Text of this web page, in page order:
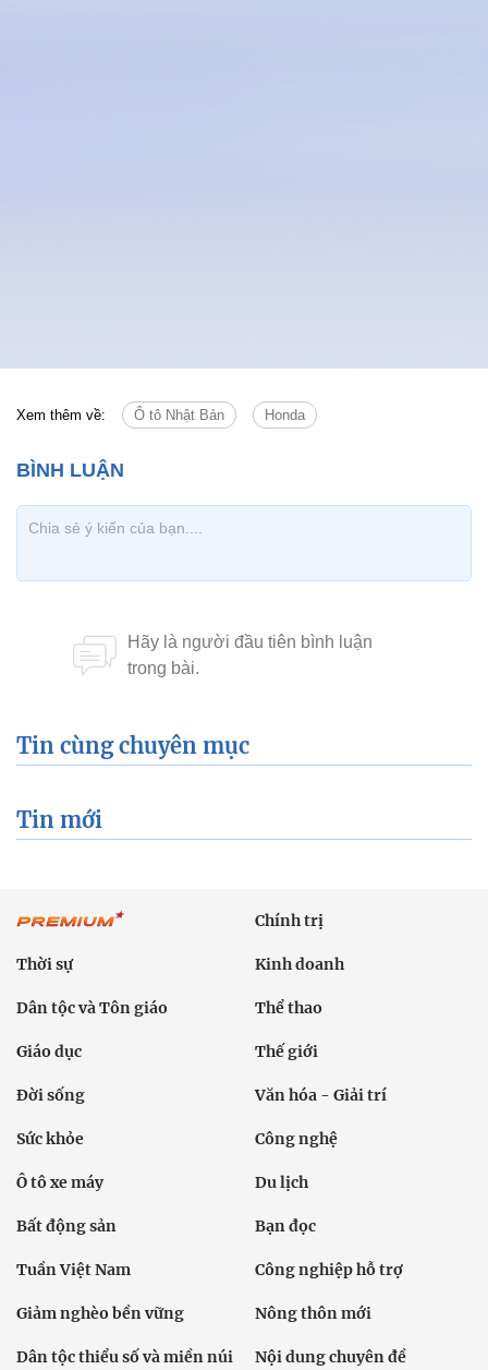
Xem thêm về: Ô tô Nhật Bản Honda
Tin cùng chuyên mục
Tin mới
Chính trị
Thời sự Kinh doanh
Dân tộc và Tôn giáo Thể thao
Giáo dục Thế giới
Đời sống Văn hóa - Giải trí
Sức khỏe Công nghệ
Ô tô xe máy Du lịch
Bất động sản Bạn đọc
Tuần Việt Nam Công nghiệp hỗ trợ
Giảm nghèo bền vững Nông thôn mới
Dân tộc thiểu số và miền núi Nội dung chuyên đề